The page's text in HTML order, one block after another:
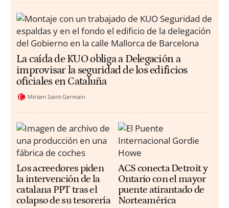
La caída de KUO obliga a Delegación a
improvisar la seguridad de los edificios
oficiales en Cataluña
Miriam Saint-Germain
Los acreedores piden
la intervención de la
catalana PPT tras el
colapso de su tesorería
ACS conecta Detroit y
Ontario con el mayor
puente atirantado de
Norteamérica